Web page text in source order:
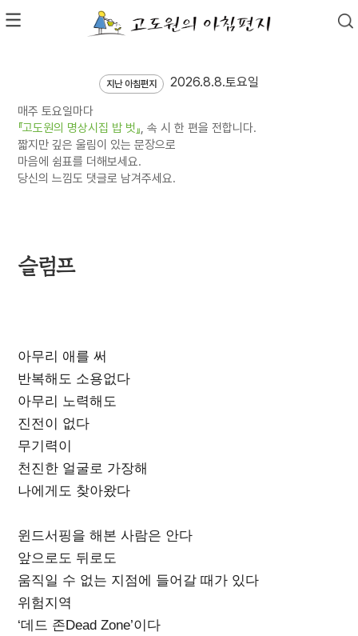
지난 아침편지 2026.8.8.토요일
매주 토요일마다
『고도원의 명상시집 밥 벗』, 속 시 한 편을 전합니다.
짧지만 깊은 울림이 있는 문장으로
마음에 쉼표를 더해보세요.
당신의 느낌도 댓글로 남겨주세요.
슬럼프
아무리 애를 써
반복해도 소용없다
아무리 노력해도
진전이 없다
무기력이
천진한 얼굴로 가장해
나에게도 찾아왔다
윈드서핑을 해본 사람은 안다
앞으로도 뒤로도
움직일 수 없는 지점에 들어갈 때가 있다
위험지역
‘데드 존Dead Zone’이다